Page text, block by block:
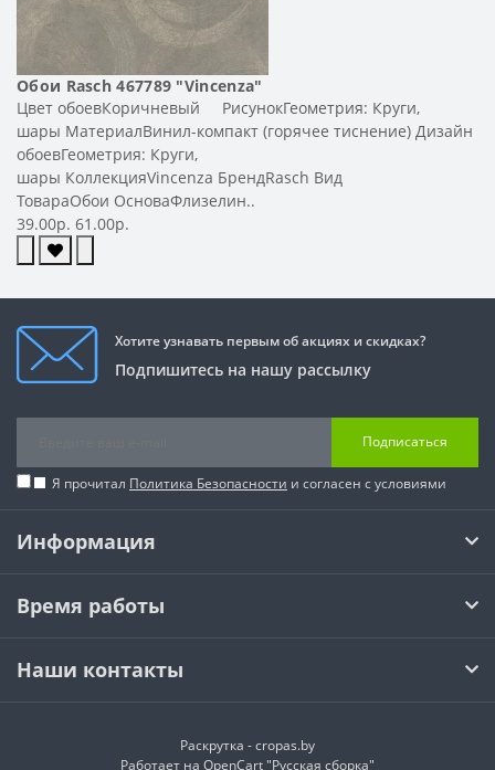
Обои Rasch 467789 "Vincenza"
Цвет обоевКоричневый РисунокГеометрия: Круги,
шары МатериалВинил-компакт (горячее тиснение) Дизайн
обоевГеометрия: Круги,
шары КоллекцияVincenza БрендRasch Вид
ТовараОбои ОсноваФлизелин..
39.00р. 61.00р.
Хотите узнавать первым об акциях и скидках?
Подпишитесь на нашу рассылку
Подписаться
Я прочитал Политика Безопасности и согласен с условиями
Информация
Время работы
Наши контакты
Раскрутка -cropas.by
Работает на OpenCart "Русская сборка"